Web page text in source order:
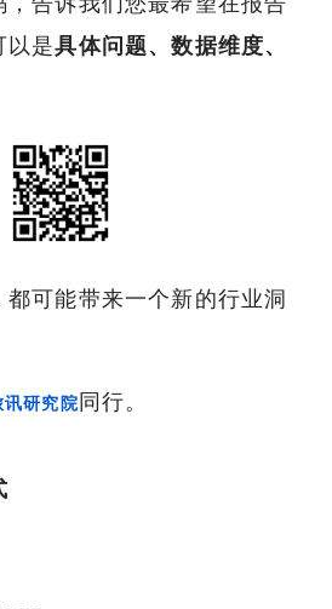
以是具体问题、数据维度、
可能带来一个新的行业洞
研究院同行。